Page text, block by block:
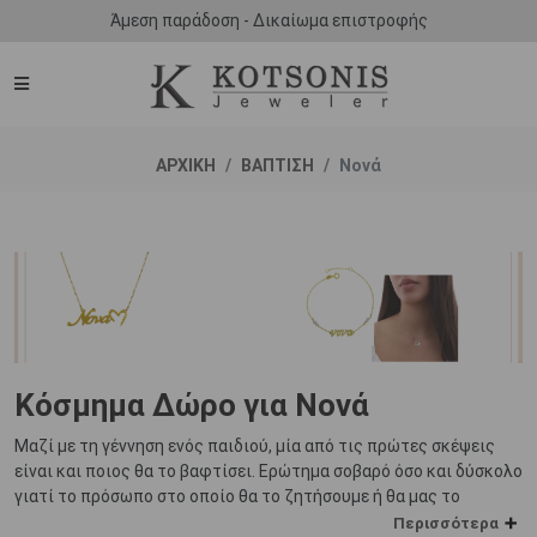
Άμεση παράδοση - Δικαίωμα επιστροφής
ΑΡΧΙΚΗ ΒΑΠΤΙΣΗ Νονά
Κόσμημα Δώρο για Νονά
Μαζί με τη γέννηση ενός παιδιού, μία από τις πρώτες σκέψεις
είναι και ποιος θα το βαφτίσει. Ερώτημα σοβαρό όσο και δύσκολο
γιατί το πρόσωπο στο οποίο θα το ζητήσουμε ή θα μας το
ζητήσει θέλουμε να είναι ένα πρόσωπο δικό μας. Ένα πρόσωπο
Περισσότερα